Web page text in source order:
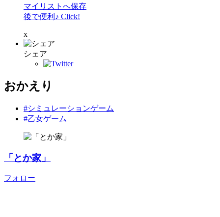
マイリストへ保存
後で便利♪ Click!
x
シェア
おかえり
#シミュレーションゲーム
#乙女ゲーム
「とか家」
フォロー